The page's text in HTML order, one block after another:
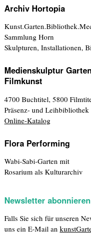
Archiv Hortopia
Sammlung Horn
Skulpturen, Installationen,
Medienskulptur
Filmkunst
4700 Buchtitel, 5800
Präsenz- und Leihbibliothek
Online-Katalog
Flora Performing
Wabi-Sabi-Garten mit
Rosarium als Kulturarchiv
Newsletter abonnieren
Falls Sie sich für unseren
uns ein E-Mail an